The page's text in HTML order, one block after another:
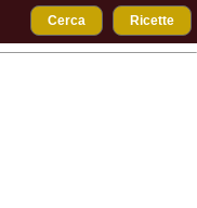
Cerca Ricette